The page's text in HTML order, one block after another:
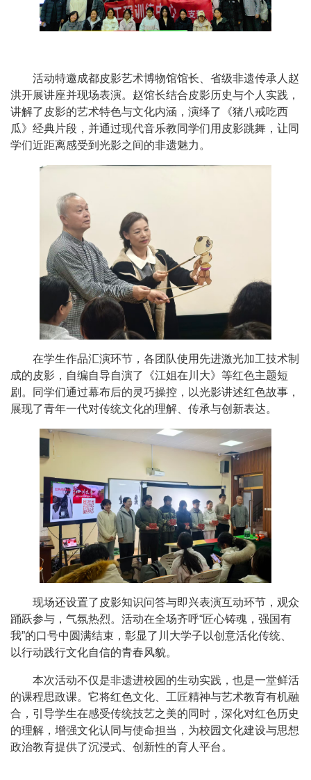
活动特邀成都皮影艺术博物馆馆长、省级非遗传承人赵
洪开展讲座并现场表演。赵馆长结合皮影历史与个人实践，
讲解了皮影的艺术特色与文化内涵，演绎了《猪八戒吃西
瓜》经典片段，并通过现代音乐教同学们用皮影跳舞，让同
学们近距离感受到光影之间的非遗魅力。
在学生作品汇演环节，各团队使用先进激光加工技术制
成的皮影，自编自导自演了《江姐在川大》等红色主题短
剧。同学们通过幕布后的灵巧操控，以光影讲述红色故事，
展现了青年一代对传统文化的理解、传承与创新表达。
现场还设置了皮影知识问答与即兴表演互动环节，观众
踊跃参与，气氛热烈。活动在全场齐呼“匠心铸魂，强国有
我”的口号中圆满结束，彰显了川大学子以创意活化传统、
以行动践行文化自信的青春风貌。
本次活动不仅是非遗进校园的生动实践，也是一堂鲜活
的课程思政课。它将红色文化、工匠精神与艺术教育有机融
合，引导学生在感受传统技艺之美的同时，深化对红色历史
的理解，增强文化认同与使命担当，为校园文化建设与思想
政治教育提供了沉浸式、创新性的育人平台。